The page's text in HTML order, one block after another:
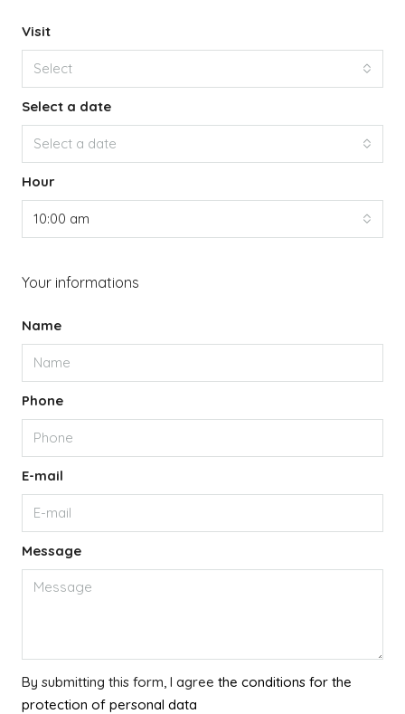
Visit
Select
Select a date
Select a date
Hour
10:00 am
Your informations
Name
Phone
E-mail
Message
By submitting this form, I agree the conditions for the
protection of personal data